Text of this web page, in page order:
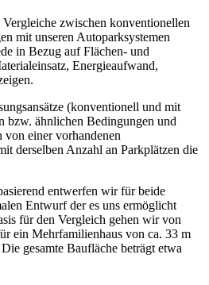
zwischen konventionellen
mit unseren Autoparksystemen
in Bezug auf Flächen- und
Energieaufwand,
(konventionell und mit
bzw. ähnlichen Bedingungen und
von einer vorhandenen
derselben Anzahl an Parkplätzen die
entwerfen wir für beide
Entwurf der es uns ermöglicht
für den Vergleich gehen wir von
ein Mehrfamilienhaus von ca. 33 m
gesamte Baufläche beträgt etwa